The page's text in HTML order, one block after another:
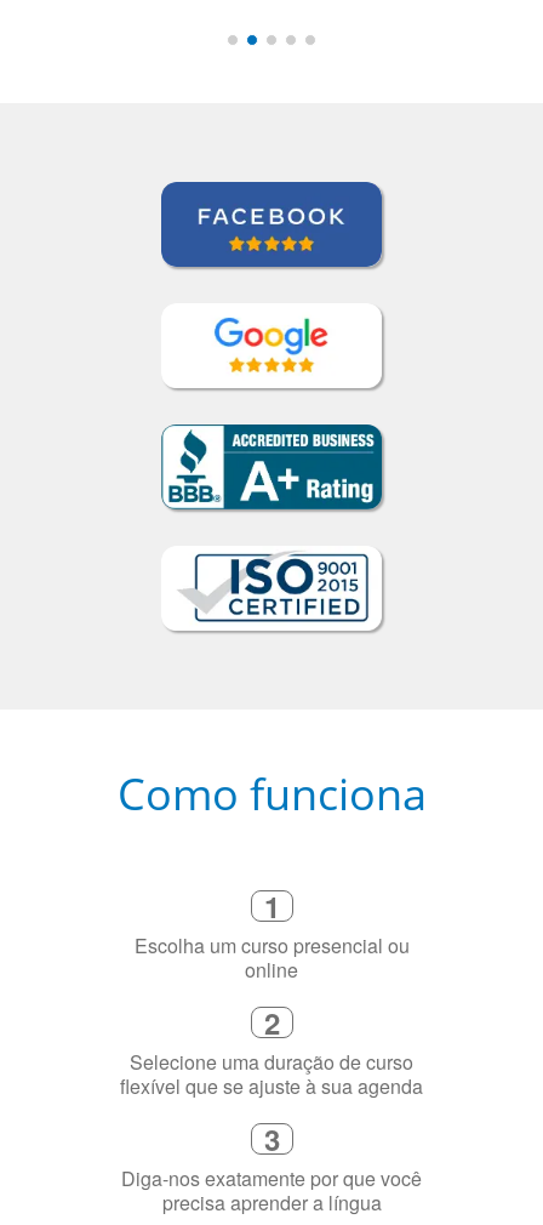
Curso de Inglês em Rio de Janeiro
1
Escolha um curso presencial ou
online
2
Selecione uma duração de curso
flexível que se ajuste à sua agenda
3